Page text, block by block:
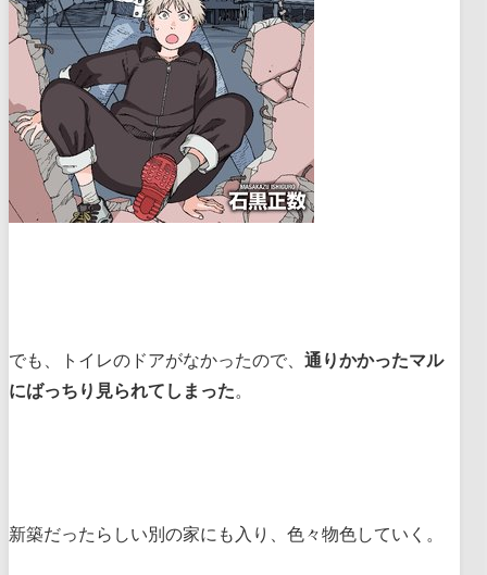
でも、トイレのドアがなかったので、 通りかかったマル
にばっちり見られてしまった。
新築だったらしい別の家にも入り、色々物色していく。